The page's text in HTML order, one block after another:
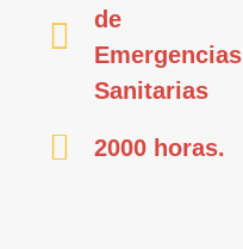
de
Emergencias
Sanitarias
2000 horas.